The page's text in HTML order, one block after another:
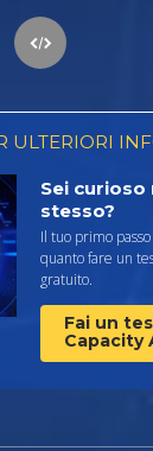
ULTERIORI
Sei
stesso?
Il tuo primo
quanto fare un
gratuito.
Fai un
Capacity